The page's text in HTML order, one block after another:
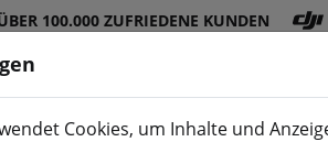
100.000 ZUFRIEDENE KUNDEN
Cookies, um Inhalte und